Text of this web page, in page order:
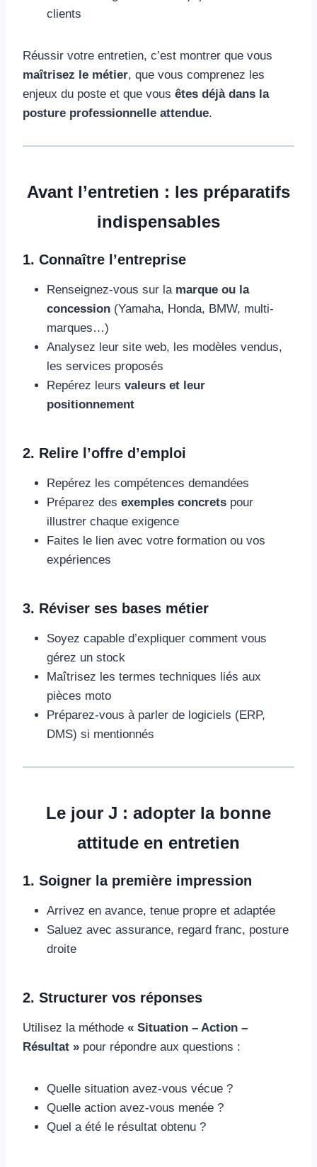
clients
Réussir votre entretien, c’est montrer que vous
maîtrisez le métier, que vous comprenez les
enjeux du poste et que vous êtes déjà dans la
posture professionnelle attendue.
Avant l’entretien : les préparatifs
indispensables
1. Connaître l’entreprise
Renseignez-vous sur la marque ou la
concession (Yamaha, Honda, BMW, multi-
marques…)
Analysez leur site web, les modèles vendus,
les services proposés
Repérez leurs valeurs et leur
positionnement
2. Relire l’offre d’emploi
Repérez les compétences demandées
Préparez des exemples concrets pour
illustrer chaque exigence
Faites le lien avec votre formation ou vos
expériences
3. Réviser ses bases métier
Soyez capable d’expliquer comment vous
gérez un stock
Maîtrisez les termes techniques liés aux
pièces moto
Préparez-vous à parler de logiciels (ERP,
DMS) si mentionnés
Le jour J : adopter la bonne
attitude en entretien
1. Soigner la première impression
Arrivez en avance, tenue propre et adaptée
Saluez avec assurance, regard franc, posture
droite
2. Structurer vos réponses
Utilisez la méthode « Situation – Action –
Résultat » pour répondre aux questions :
Quelle situation avez-vous vécue ?
Quelle action avez-vous menée ?
Quel a été le résultat obtenu ?